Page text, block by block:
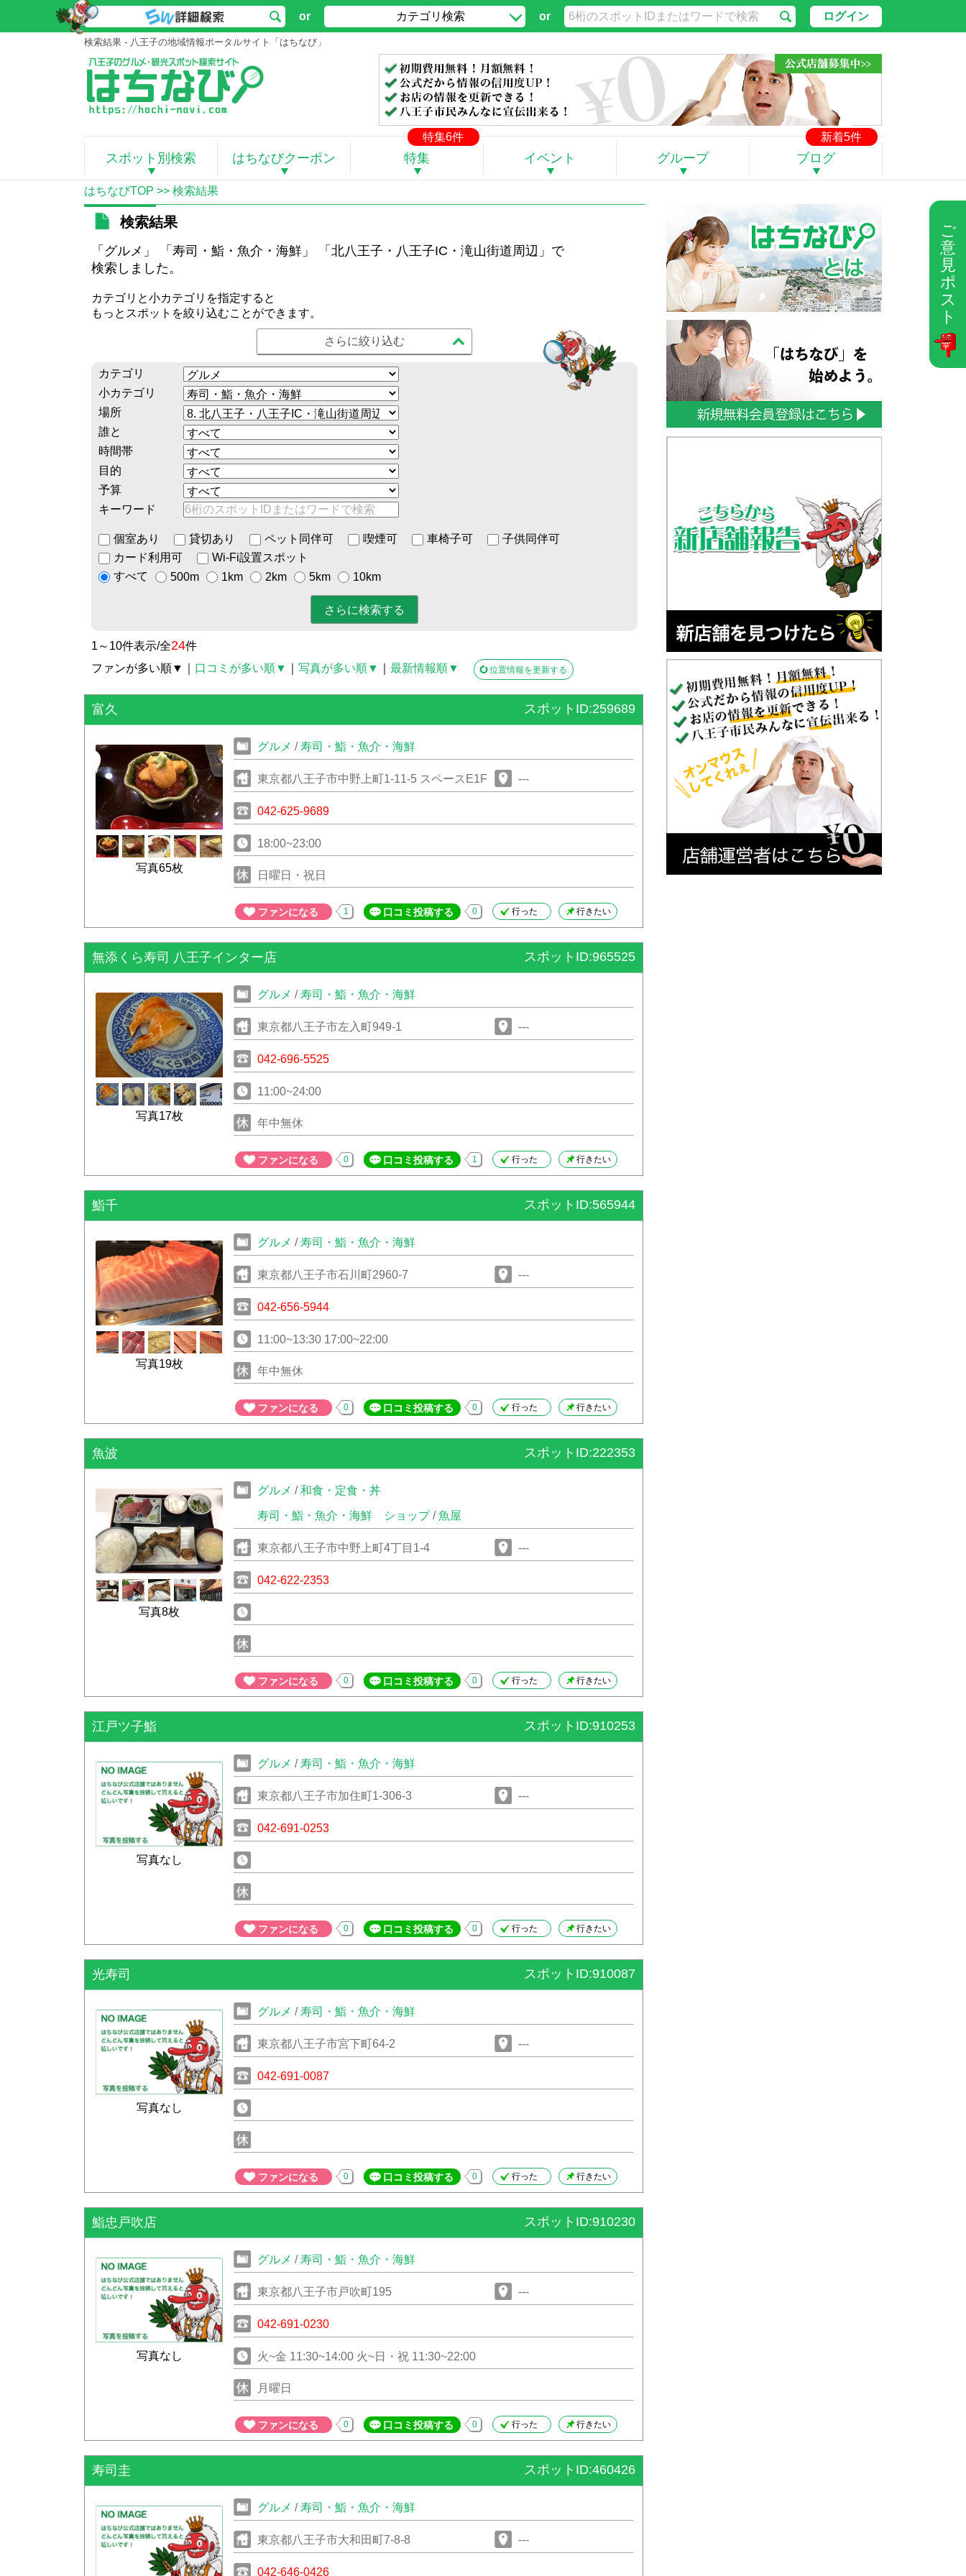
ご
意
見
ポ
ス
ト
or カテゴリ検索 or ログイン
検索結果 - 八王子の地域情報ポータルサイト「はちなび」
特集6件 新着5件
スポット別検索 はちなびクーポン 特集 イベント グループ ブログ
はちなびTOP >> 検索結果
検索結果
「グルメ」 「寿司・鮨・魚介・海鮮」 「北八王子・八王子IC・滝山街道周辺」で
検索しました。
カテゴリと小カテゴリを指定すると
もっとスポットを絞り込むことができます。
さらに絞り込む
カテゴリ
小カテゴリ
場所
誰と
時間帯
目的
予算
キーワード
個室あり 貸切あり ペット同伴可 喫煙可 車椅子可
子供同伴可
カード利用可
Wi-Fi設置スポット
すべて
500m 1km 2km 5km 10km
1～10件表示/全24件
ファンが多い順▼
口コミが多い順▼ 写真が多い順▼ 最新情報順▼ 位置情報を更新する
富久 スポットID:259689
写真65枚
グルメ /寿司・鮨・魚介・海鮮
東京都八王子市中野上町1-11-5 スペースE1F ---
042-625-9689
18:00~23:00
日曜日・祝日
ファンになる 1 口コミ投稿する 0 行った 行きたい
無添くら寿司 八王子インター店 スポットID:965525
写真17枚
グルメ /寿司・鮨・魚介・海鮮
東京都八王子市左入町949-1 ---
042-696-5525
11:00~24:00
年中無休
ファンになる 0 口コミ投稿する 1 行った 行きたい
鮨千 スポットID:565944
写真19枚
グルメ /寿司・鮨・魚介・海鮮
東京都八王子市石川町2960-7 ---
042-656-5944
11:00~13:30 17:00~22:00
年中無休
ファンになる 0 口コミ投稿する 0 行った 行きたい
魚波 スポットID:222353
写真8枚
グルメ /和食・定食・丼
寿司・鮨・魚介・海鮮 ショップ/魚屋
東京都八王子市中野上町4丁目1-4 ---
042-622-2353
ファンになる 0 口コミ投稿する 0 行った 行きたい
江戸ツ子鮨 スポットID:910253
写真なし
グルメ /寿司・鮨・魚介・海鮮
東京都八王子市加住町1-306-3 ---
042-691-0253
ファンになる 0 口コミ投稿する 0 行った 行きたい
光寿司 スポットID:910087
写真なし
グルメ /寿司・鮨・魚介・海鮮
東京都八王子市宮下町64-2 ---
042-691-0087
ファンになる 0 口コミ投稿する 0 行った 行きたい
鮨忠戸吹店 スポットID:910230
写真なし
グルメ /寿司・鮨・魚介・海鮮
東京都八王子市戸吹町195 ---
042-691-0230
火~金 11:30~14:00 火~日・祝 11:30~22:00
月曜日
ファンになる 0 口コミ投稿する 0 行った 行きたい
寿司圭 スポットID:460426
グルメ /寿司・鮨・魚介・海鮮
東京都八王子市大和田町7-8-8 ---
042-646-0426